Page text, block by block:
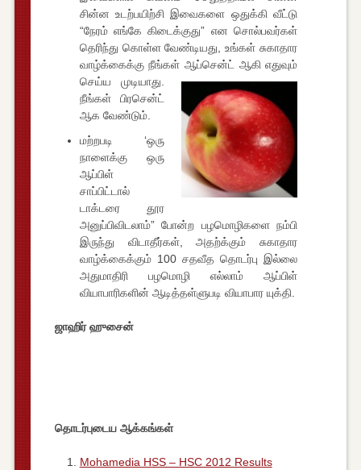
சின்ன உடற்பயிற்சி இவைகளை ஒதுக்கி வீட்டு
“நேரம் எங்கே கிடைக்குது” என சொல்பவர்கள்
தெரிந்து கொள்ள வேண்டியது, உங்கள் சுகாதார
வாழ்க்கைக்கு நீங்கள் ஆப்சென்ட் ஆகி எதுவும்
செய்ய முடியாது.
நீங்கள் பிரசென்ட்
ஆக வேண்டும்.
மற்றபடி ‘ஒரு
நாளைக்கு ஒரு
ஆப்பிள்
சாப்பிட்டால்
டாக்டரை தூர
அனுப்பிவிடலாம்” போன்ற பழமொழிகளை நம்பி
இருந்து விடாதீர்கள், அதற்க்கும் சுகாதார
வாழ்க்கைக்கும் 100 சதவீத தொடர்பு இல்லை
அதுமாதிரி பழமொழி எல்லாம் ஆப்பிள்
வியாபாரிகளின் ஆடித்தள்ளுபடி வியாபார யுக்தி.
ஜாஹிர் ஹுசைன்
தொடர்புடைய ஆக்கங்கள்
Mohamedia HSS – HSC 2012 Results